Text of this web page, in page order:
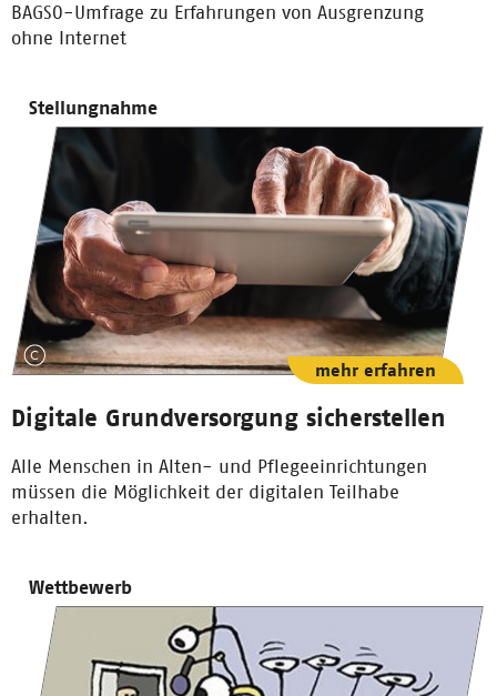
BAGSO-Umfrage zu Erfahrungen von Ausgrenzung
ohne Internet
Stellungnahme
Digitale Grundversorgung sicherstellen
Alle Menschen in Alten- und Pflegeeinrichtungen
müssen die Möglichkeit der digitalen Teilhabe
erhalten.
mehr erfahren
Wettbewerb